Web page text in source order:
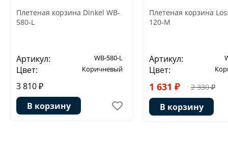
Плетеная корзина Dinkel WB-
580-L
Артикул: WB-580-L
Цвет: Коричневый
3 810 ₽
В корзину
Плетеная корзина
120-M
Артикул:
Цвет:
1 631 ₽ 2 330 ₽
В корзину